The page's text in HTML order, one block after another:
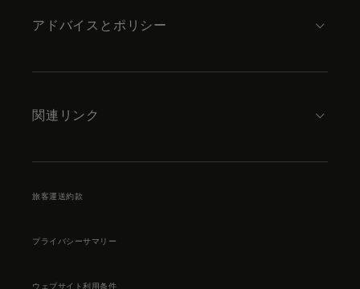
アドバイスとポリシー
関連リンク
旅客運送約款
プライバシーサマリー
ウェブサイト利用条件